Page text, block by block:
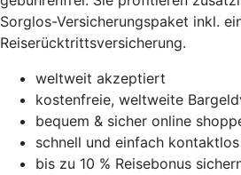
Sorglos-Versicherungspaket inkl.
Reiserücktrittsversicherung.
weltweit akzeptiert
kostenfreie, weltweite
bequem & sicher online
schnell und einfach
bis zu 10 % Reisebonus